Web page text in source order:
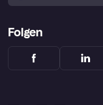
Folgen